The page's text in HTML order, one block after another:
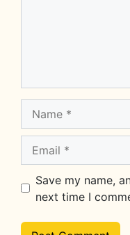
Name
Email
Save my name,
next time I